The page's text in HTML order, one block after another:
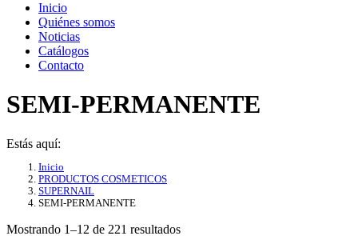
Inicio
Quiénes somos
Noticias
Catálogos
Contacto
SEMI-PERMANENTE
Estás aquí:
Inicio
PRODUCTOS COSMETICOS
SUPERNAIL
SEMI-PERMANENTE
Mostrando 1–12 de 221 resultadosOrdenado